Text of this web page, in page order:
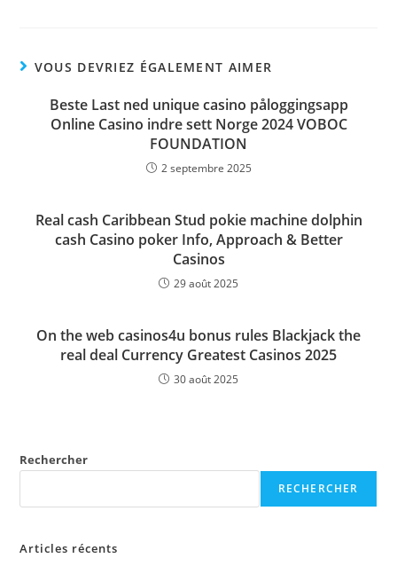
VOUS DEVRIEZ ÉGALEMENT AIMER
Beste Last ned unique casino påloggingsapp
Online Casino indre sett Norge 2024 VOBOC
FOUNDATION
2 septembre 2025
Real cash Caribbean Stud pokie machine dolphin
cash Casino poker Info, Approach & Better
Casinos
29 août 2025
On the web casinos4u bonus rules Blackjack the
real deal Currency Greatest Casinos 2025
30 août 2025
Rechercher
RECHERCHER
Articles récents